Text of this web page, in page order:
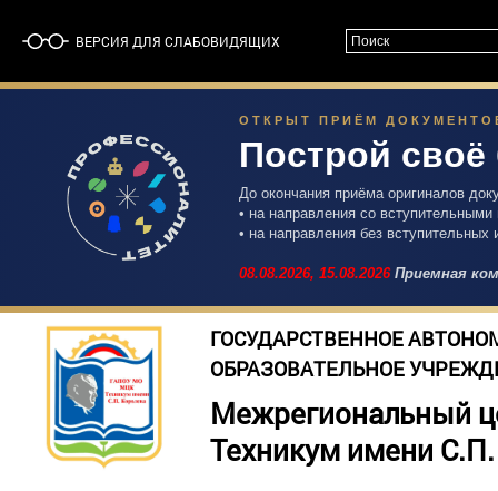
ВЕРСИЯ ДЛЯ СЛАБОВИДЯЩИХ
ОТКРЫТ ПРИЁМ
Построй
До окончания приёма оригиналов
• на направления со
• на направления без
08.08.2026, 15.08.2026Приемная
ГОСУДАРСТВЕННОЕ
ОБРАЗОВАТЕЛЬНОЕ
Межрегиональный
Техникум имени